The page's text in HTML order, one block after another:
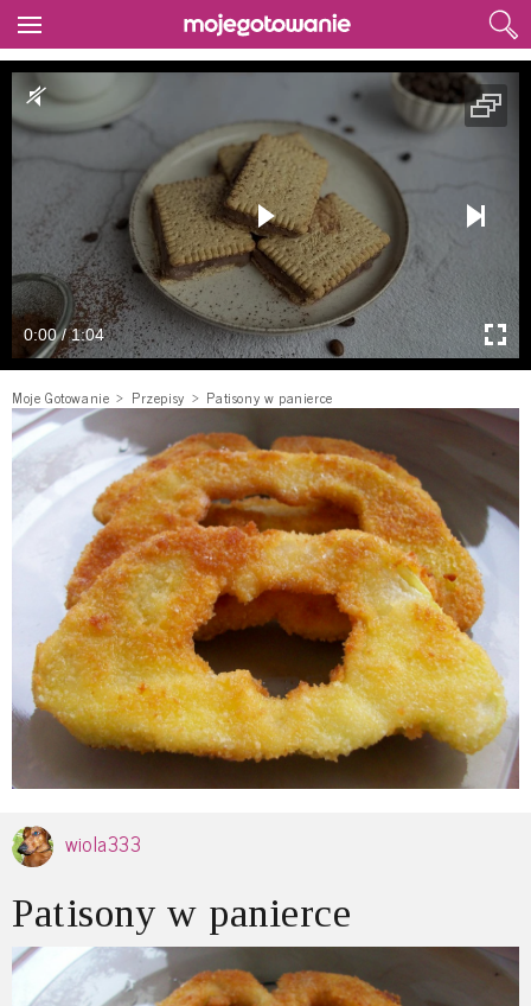
0:00 / 1:04
Moje Gotowanie Przepisy Patisony w panierce
wiola333
Patisony w panierce